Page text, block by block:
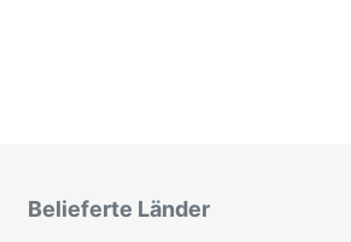
Belieferte Länder